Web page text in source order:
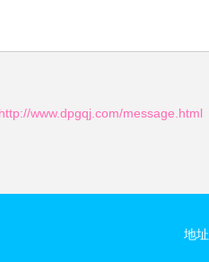
www.dpgqj.com/message.html
地